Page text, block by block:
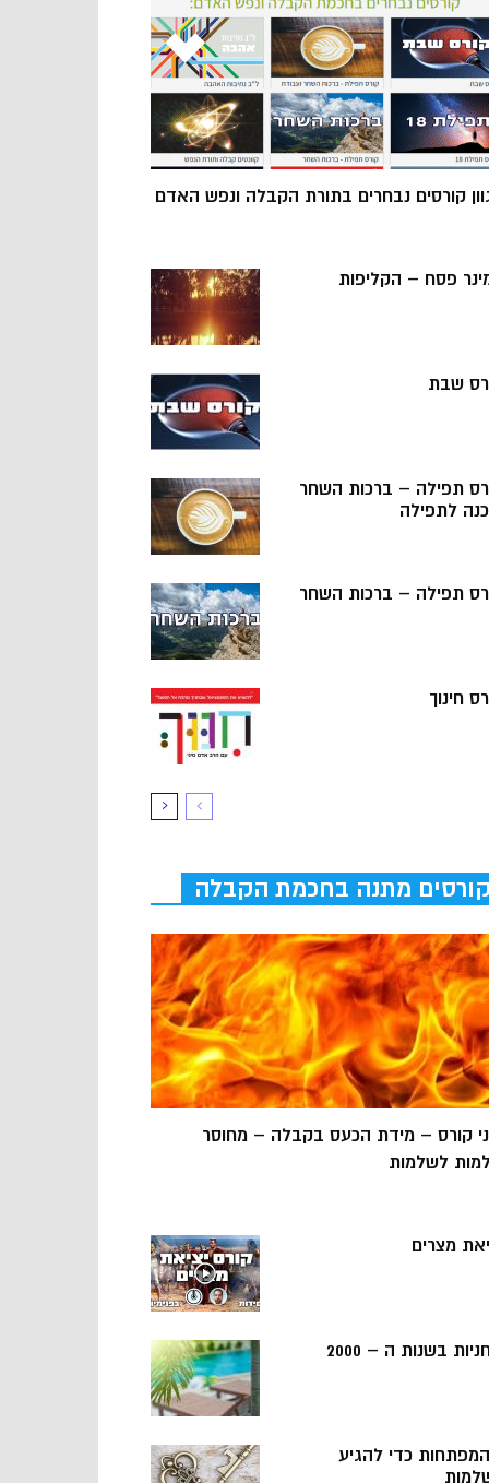
קורסים נבחרים בתורת הקבלה ונפש האדם
פסח – הקליפות
שבת
תפילה – ברכות השחר
לתפילה
תפילה – ברכות השחר
חינוך
קורסים מתנה בחכמת הקבלה
קורס – מידת הכעס בקבלה – מחוסר
לשלמות
מצרים
בשנות ה – 2000
5 המפתחות כדי להגיע